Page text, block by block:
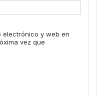
electrónico y web en
vez que